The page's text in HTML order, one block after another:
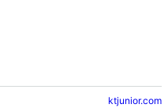
ktjunior.com